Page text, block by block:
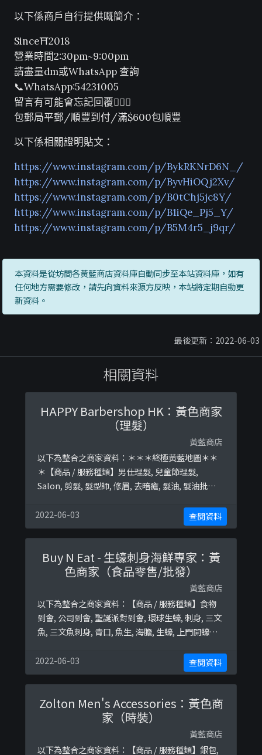
以下係商戶自行提供嘅簡介：
Since⛩2018
營業時間2:30pm~9:00pm
請盡量dm或WhatsApp 查詢
📞WhatsApp:54231005
留言有可能會忘記回覆🙇🏻‍♂️
包郵局平郵/順豐到付/滿$600包順豐
以下係相關證明貼文：
https://www.instagram.com/p/BykRKNrD6N_/
https://www.instagram.com/p/ByvHiOQj2Xv/
https://www.instagram.com/p/B0tChj5jc8Y/
https://www.instagram.com/p/B1iQe_Pj5_Y/
https://www.instagram.com/p/B5M4r5_j9qr/
本資料是從坊間各黃藍商店資料庫自動同步至本站資料庫，如有
任何地方需要修改，請先向資料來源方反映，本站將定期自動更
新資料。
最後更新：2022-06-03
相關資料
HAPPY Barbershop HK：黃色商家
（理髮）
黃藍商店
以下為整合之商家資料：＊＊＊終極黃藍地圖＊＊
＊【商品 / 服務種類】男仕理髮, 兒童節理髮,
Salon, 剪髮, 髮型師, 修眉, 去暗瘡, 髮油, 髮油批發終
原因。＊＊＊和你查＊＊＊以下係商戶自行提供嘅
簡介：💈男士理髮 💆🏻‍♂️男士美容🕘工作時間 星期一
至六 0900 - 2000☎️預約電話 +852 92288489⚠️任
何預約/問題 ...
2022-06-03 查閱資料
Buy N Eat - 生蠔刺身海鮮專家：黃
色商家（食品零售/批發）
黃藍商店
以下為整合之商家資料：【商品 / 服務種類】食物
到會, 公司到會, 聖誕派對到會, 環球生蠔, 刺身, 三文
魚, 三文魚刺身, 青口, 魚生, 海膽, 生蠔, 上門開蠔服
商店所持的立場表態給出具體原因。
2022-06-03 查閱資料
Zolton Men's Accessories：黃色商
家（時裝）
黃藍商店
以下為整合之商家資料：【商品 / 服務種類】銀包,